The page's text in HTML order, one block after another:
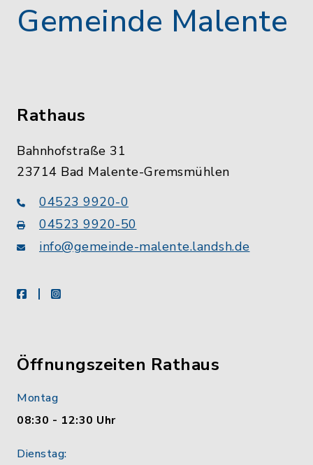
Gemeinde Malente
Rathaus
Bahnhofstraße 31
23714 Bad Malente-Gremsmühlen
04523 9920-0
04523 9920-50
info@gemeinde-malente.landsh.de
facebookinstagram
Öffnungszeiten Rathaus
Montag
08:30 - 12:30 Uhr
Dienstag: